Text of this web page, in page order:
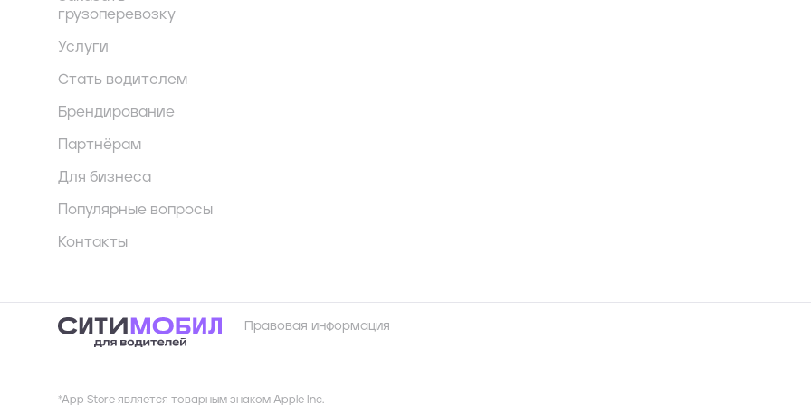
грузоперевозку
Услуги
Стать водителем
Брендирование
Партнёрам
Для бизнеса
Популярные вопросы
Контакты
Правовая информация
*App Store является товарным знаком Apple Inc.